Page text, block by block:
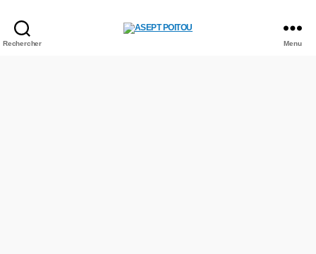
Rechercher Menu